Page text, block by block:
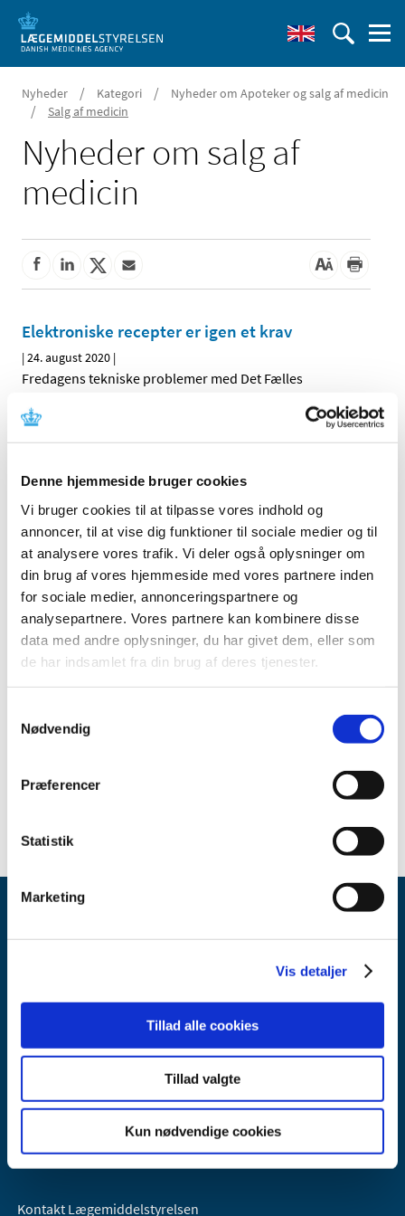
Denne hjemmeside bruger cookies
Vi bruger cookies til at tilpasse vores indhold og
annoncer, til at vise dig funktioner til sociale medier og til
at analysere vores trafik. Vi deler også oplysninger om
din brug af vores hjemmeside med vores partnere inden
for sociale medier, annonceringspartnere og
analysepartnere. Vores partnere kan kombinere disse
data med andre oplysninger, du har givet dem, eller som
de har indsamlet fra din brug af deres tjenester.
Nødvendig
Præferencer
Statistik
Marketing
Vis detaljer
Tillad alle cookies
Tillad valgte
Kun nødvendige cookies
Nyheder / Kategori / Nyheder om Apoteker og salg af medicin
/ Salg af medicin
Nyheder om salg af
medicin
Elektroniske recepter er igen et krav
|24. august 2020 |
Fredagens tekniske problemer med Det Fælles
Krav om elektronisk recept fjernes midlertidigt
|21. august 2020
Tekniske problemer hos Det Fælles Medicinkort (FMK)
betyder, at ikke alle recepter kan tilgås på…
Ændring af udleveringsgruppe for lægemidler,
der indeholder kinin
Ændring af udleveringsgruppe for lægemidler, der kinin
(Kinin DAK og Kinin Copyfarm), træder i kraft 10. …
Lægemiddelstyrelsen
Axel Heides Gade 1
Lægemiddelstyrelsen er en del af
Sundheds- og Kirkeministeriet.
Kontakt Lægemiddelstyrelsen